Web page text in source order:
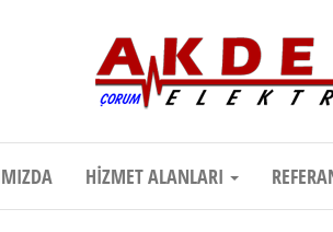
Teknik
HIZMET ALANLARI